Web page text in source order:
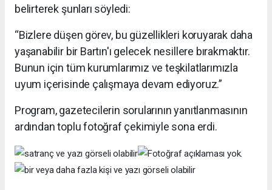
belirterek şunları söyledi:
“Bizlere düşen görev, bu güzellikleri koruyarak daha
yaşanabilir bir Bartın'ı gelecek nesillere bırakmaktır.
Bunun için tüm kurumlarımız ve teşkilatlarımızla
uyum içerisinde çalışmaya devam ediyoruz.”
Program, gazetecilerin sorularının yanıtlanmasının
ardından toplu fotoğraf çekimiyle sona erdi.